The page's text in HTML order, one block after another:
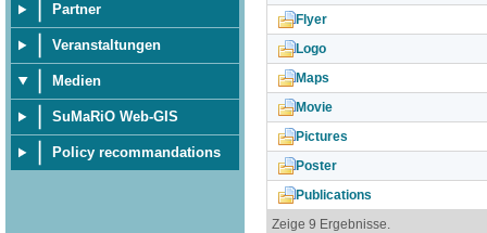
Partner
Veranstaltungen
Medien
SuMaRiO Web-GIS
Policy recommandations
Flyer
Logo
Maps
Movie
Pictures
Poster
Publications
Zeige 9 Ergebnisse.